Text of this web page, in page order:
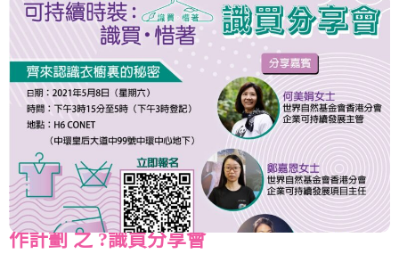
環保基金「可持續時裝：識買．惜著」工
作計劃 之 ?識買分享會